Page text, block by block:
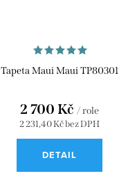
Tapeta Maui Maui TP80301
2 231,40 Kč bez DPH
2 700 Kč / role
DETAIL